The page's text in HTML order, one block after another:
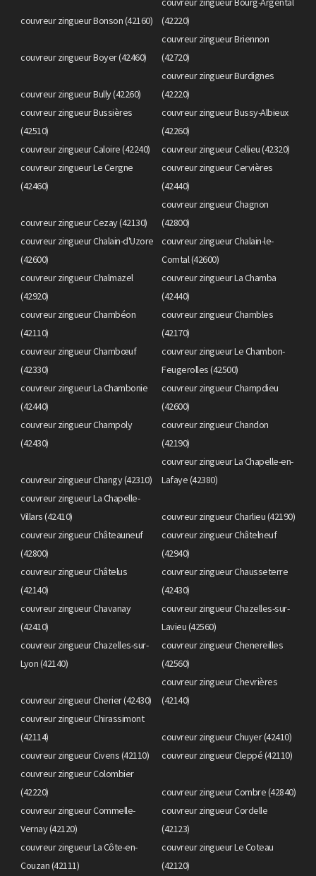
couvreur zingueur Bonson (42160)
(42220)
couvreur zingueur Boyer (42460)
couvreur zingueur Briennon
(42720)
couvreur zingueur Bully (42260)
couvreur zingueur Burdignes
(42220)
couvreur zingueur Bussières
(42510)
couvreur zingueur Bussy-Albieux
(42260)
couvreur zingueur Caloire (42240)
couvreur zingueur Cellieu (42320)
couvreur zingueur Le Cergne
(42460)
couvreur zingueur Cervières
(42440)
couvreur zingueur Cezay (42130)
couvreur zingueur Chagnon
(42800)
couvreur zingueur Chalain-d'Uzore
(42600)
couvreur zingueur Chalain-le-
Comtal (42600)
couvreur zingueur Chalmazel
(42920)
couvreur zingueur La Chamba
(42440)
couvreur zingueur Chambéon
(42110)
couvreur zingueur Chambles
(42170)
couvreur zingueur Chambœuf
(42330)
couvreur zingueur Le Chambon-
Feugerolles (42500)
couvreur zingueur La Chambonie
(42440)
couvreur zingueur Champdieu
(42600)
couvreur zingueur Champoly
(42430)
couvreur zingueur Chandon
(42190)
couvreur zingueur Changy (42310)
couvreur zingueur La Chapelle-en-
Lafaye (42380)
couvreur zingueur La Chapelle-
Villars (42410)
couvreur zingueur Charlieu (42190)
couvreur zingueur Châteauneuf
(42800)
couvreur zingueur Châtelneuf
(42940)
couvreur zingueur Châtelus
(42140)
couvreur zingueur Chausseterre
(42430)
couvreur zingueur Chavanay
(42410)
couvreur zingueur Chazelles-sur-
Lavieu (42560)
couvreur zingueur Chazelles-sur-
Lyon (42140)
couvreur zingueur Chenereilles
(42560)
couvreur zingueur Cherier (42430)
couvreur zingueur Chevrières
(42140)
couvreur zingueur Chirassimont
(42114)
couvreur zingueur Chuyer (42410)
couvreur zingueur Civens (42110)
couvreur zingueur Cleppé (42110)
couvreur zingueur Colombier
(42220)
couvreur zingueur Combre (42840)
couvreur zingueur Commelle-
Vernay (42120)
couvreur zingueur Cordelle
(42123)
couvreur zingueur La Côte-en-
Couzan (42111)
couvreur zingueur Le Coteau
(42120)